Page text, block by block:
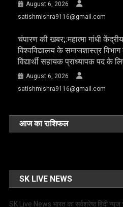
August 6, 2026
satishmishra9116@gmail.com
चंपारण की खबर;:महात्मा गांधी केंद्रीय
विश्वविद्यालय के समाजशास्त्र
विद्यार्थी सहायक प्राध्यापक पद के
August 6, 2026
satishmishra9116@gmail.com
आज का राशिफल
SK LIVE NEWS
SK Live News भारत का सर्वश्रेष्ठ हिंदी